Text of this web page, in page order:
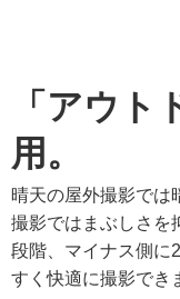
「アウト
用。
晴天の屋外撮影では
撮影ではまぶしさを
段階、マイナス側に
すく快適に撮影でき